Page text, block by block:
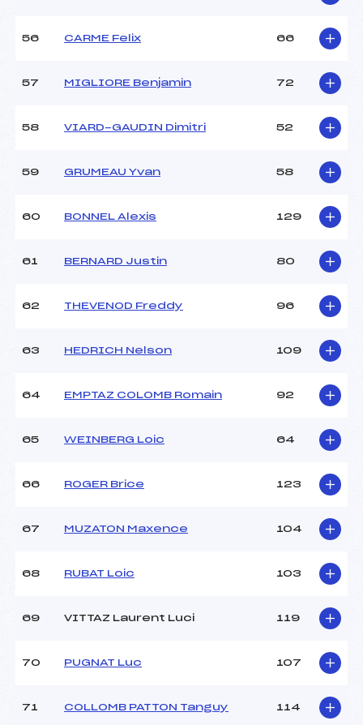
56 CARME Felix 66
57 MIGLIORE Benjamin 72
58 VIARD-GAUDIN Dimitri 52
59 GRUMEAU Yvan 58
60 BONNEL Alexis 129
61 BERNARD Justin 80
62 THEVENOD Freddy 96
63 HEDRICH Nelson 109
64 EMPTAZ COLOMB Romain 92
65 WEINBERG Loic 64
66 ROGER Brice 123
67 MUZATON Maxence 104
68 RUBAT Loic 103
69 VITTAZ Laurent Luci 119
70 PUGNAT Luc 107
71 COLLOMB PATTON Tanguy 114